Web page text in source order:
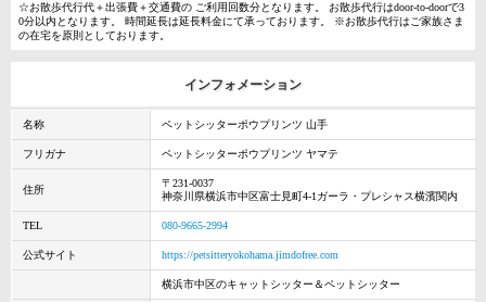
☆お散歩代行代＋出張費＋交通費の ご利用回数分となります。 お散歩代行はdoor-to-doorで3
0分以内となります。 時間延長は延長料金にて承っております。 ※お散歩代行はご家族さま
の在宅を原則としております。
インフォメーション
名称 ペットシッターポウプリンツ 山手
フリガナ ペットシッターポウプリンツ ヤマテ
住所
〒231-0037
神奈川県横浜市中区富士見町4-1ガーラ・プレシャス横濱関内
TEL 080-9665-2994
公式サイト https://petsitteryokohama.jimdofree.com
横浜市中区のキャットシッター＆ペットシッター